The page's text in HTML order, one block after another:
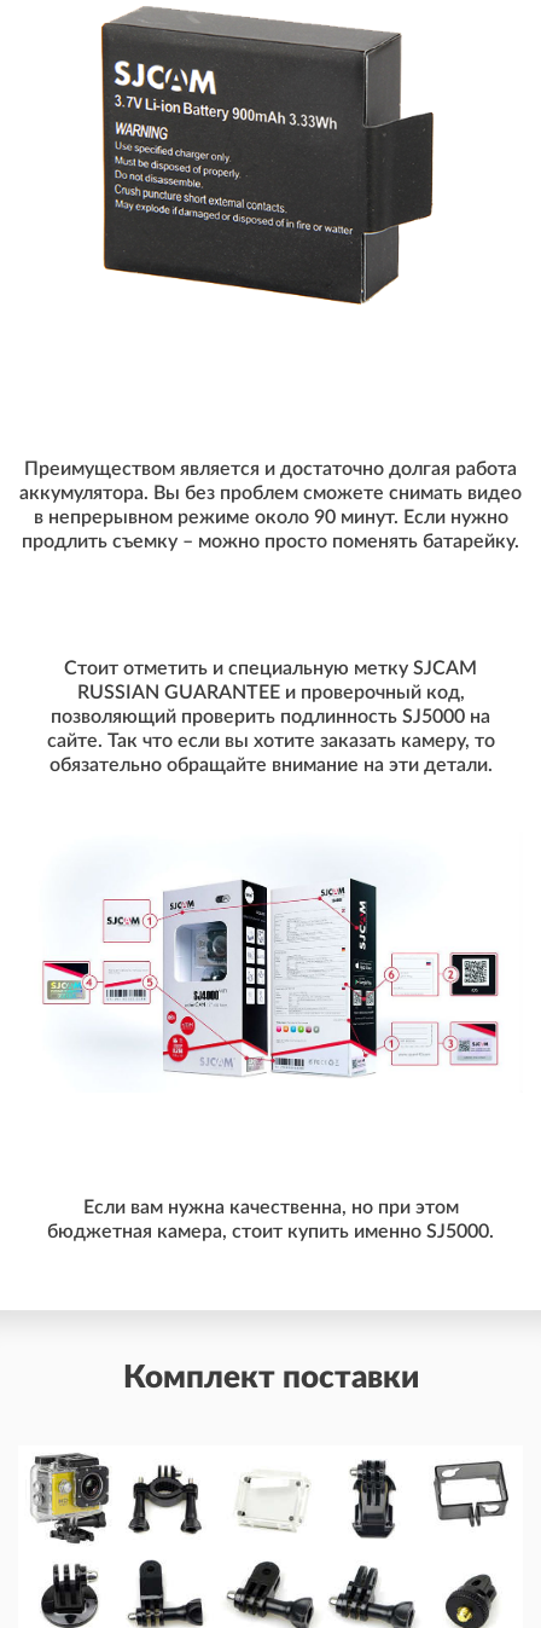
Преимуществом является и достаточно долгая работа
аккумулятора. Вы без проблем сможете снимать видео
в непрерывном режиме около 90 минут. Если нужно
продлить съемку – можно просто поменять батарейку.
Стоит отметить и специальную метку SJCAM
RUSSIAN GUARANTEE и проверочный код,
позволяющий проверить подлинность SJ5000 на
сайте. Так что если вы хотите заказать камеру, то
обязательно обращайте внимание на эти детали.
Если вам нужна качественна, но при этом
бюджетная камера, стоит купить именно SJ5000.
Комплект поставки